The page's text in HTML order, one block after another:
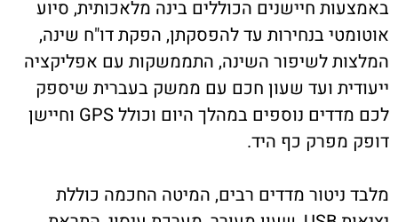
באמצעות חיישנים הכוללים בינה מלאכותית, סיוע
אוטומטי בנחירות עד להפסקתן, הפקת דו"ח שינה,
המלצות לשיפור השינה, התממשקות עם אפליקציה
ייעודית ועד שעון חכם עם ממשק בעברית שיספק
לכם מדדים נוספים במהלך היום וכולל GPS וחיישן
דופק מפרק כף היד.
מלבד ניטור מדדים רבים, המיטה החכמה כוללת